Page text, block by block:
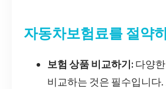
자동차보험료를 절약
보험 상품 비교하기: 다양
비교하는 것은 필수입니다